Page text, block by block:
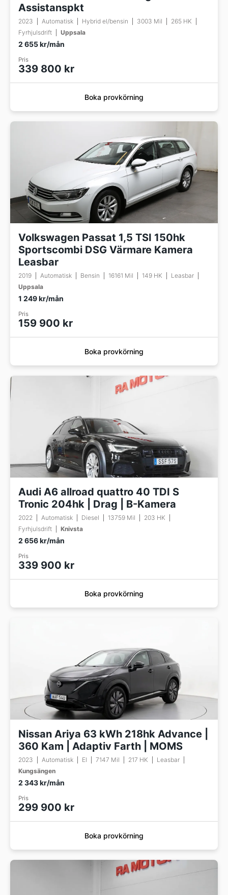
Assistanspkt
2023 Automatisk Hybrid el/bensin 3003 Mil
265 HK
Fyrhjulsdrift
Uppsala
2 655 kr/mån
Pris
339 800 kr
Boka provkörning
Volkswagen Passat 1,5 TSI 150hk
Sportscombi DSG Värmare Kamera
Leasbar
2019 Automatisk Bensin 16161 Mil 149 HK
Leasbar
Uppsala
1 249 kr/mån
Pris
159 900 kr
Boka provkörning
Audi A6 allroad quattro 40 TDI S
Tronic 204hk | Drag | B-Kamera
2022 Automatisk Diesel 13759 Mil
203 HK
Fyrhjulsdrift
Knivsta
2 656 kr/mån
Pris
339 900 kr
Boka provkörning
Nissan Ariya 63 kWh 218hk Advance |
360 Kam | Adaptiv Farth | MOMS
2023 Automatisk El 7147 Mil 217 HK
Leasbar
Kungsängen
2 343 kr/mån
Pris
299 900 kr
Boka provkörning